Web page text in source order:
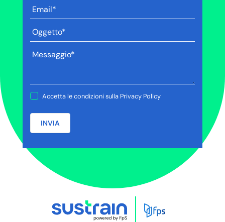
Accetta le condizioni sulla Privacy Policy
INVIA